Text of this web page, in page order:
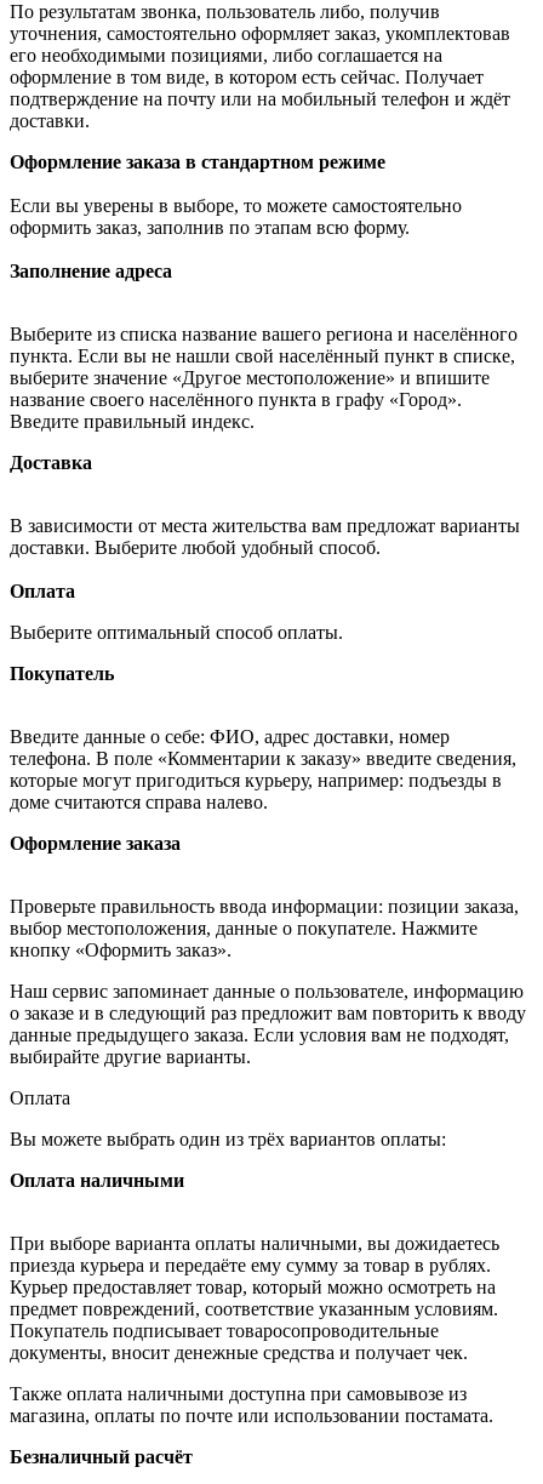
По результатам звонка, пользователь либо, получив
уточнения, самостоятельно оформляет заказ, укомплектовав
его необходимыми позициями, либо соглашается на
оформление в том виде, в котором есть сейчас. Получает
подтверждение на почту или на мобильный телефон и ждёт
доставки.
Оформление заказа в стандартном режиме
Если вы уверены в выборе, то можете самостоятельно
оформить заказ, заполнив по этапам всю форму.
Заполнение адреса
Выберите из списка название вашего региона и населённого
пункта. Если вы не нашли свой населённый пункт в списке,
выберите значение «Другое местоположение» и впишите
название своего населённого пункта в графу «Город».
Введите правильный индекс.
Доставка
В зависимости от места жительства вам предложат варианты
доставки. Выберите любой удобный способ.
Оплата
Выберите оптимальный способ оплаты.
Покупатель
Введите данные о себе: ФИО, адрес доставки, номер
телефона. В поле «Комментарии к заказу» введите сведения,
которые могут пригодиться курьеру, например: подъезды в
доме считаются справа налево.
Оформление заказа
Проверьте правильность ввода информации: позиции заказа,
выбор местоположения, данные о покупателе. Нажмите
кнопку «Оформить заказ».
Наш сервис запоминает данные о пользователе, информацию
о заказе и в следующий раз предложит вам повторить к вводу
данные предыдущего заказа. Если условия вам не подходят,
выбирайте другие варианты.
Оплата
Вы можете выбрать один из трёх вариантов оплаты:
Оплата наличными
При выборе варианта оплаты наличными, вы дожидаетесь
приезда курьера и передаёте ему сумму за товар в рублях.
Курьер предоставляет товар, который можно осмотреть на
предмет повреждений, соответствие указанным условиям.
Покупатель подписывает товаросопроводительные
документы, вносит денежные средства и получает чек.
Также оплата наличными доступна при самовывозе из
магазина, оплаты по почте или использовании постамата.
Безналичный расчёт